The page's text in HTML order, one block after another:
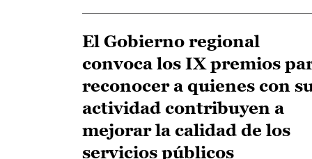
El Gobierno regional
convoca los IX premios
reconocer a quienes con
actividad contribuyen a
mejorar la calidad de los
servicios públicos